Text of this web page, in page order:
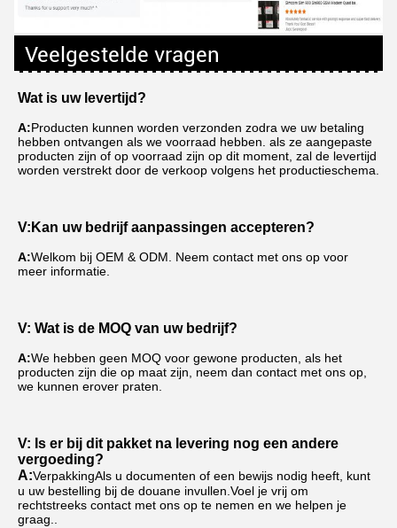
Veelgestelde vragen
Wat is uw levertijd?
A:Producten kunnen worden verzonden zodra we uw betaling
hebben ontvangen als we voorraad hebben. als ze aangepaste
producten zijn of op voorraad zijn op dit moment, zal de levertijd
worden verstrekt door de verkoop volgens het productieschema.
V: Kan uw bedrijf aanpassingen accepteren?
A:Welkom bij OEM & ODM. Neem contact met ons op voor
meer informatie.
V: Wat is de MOQ van uw bedrijf?
A:We hebben geen MOQ voor gewone producten, als het
producten zijn die op maat zijn, neem dan contact met ons op,
we kunnen erover praten.
V: Is er bij dit pakket na levering nog een andere
vergoeding?
A:VerpakkingAls u documenten of een bewijs nodig heeft, kunt
u uw bestelling bij de douane invullen.Voel je vrij om
rechtstreeks contact met ons op te nemen en we helpen je
graag..